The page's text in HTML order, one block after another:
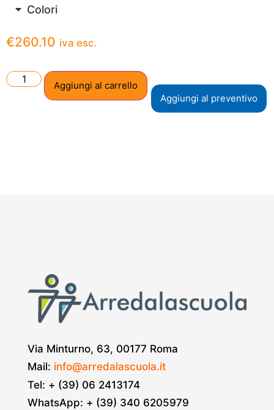
Colori
€260.10 iva esc.
Aggiungi al carrello
Aggiungi al preventivo
Via Minturno, 63, 00177 Roma
Mail: info@arredalascuola.it
Tel: + (39) 06 2413174
WhatsApp: + (39) 340 6205979